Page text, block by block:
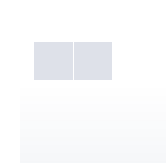
Galéria